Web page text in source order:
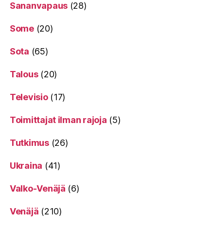
Sananvapaus (28)
Some(20)
Sota (65)
Talous(20)
Televisio(17)
Toimittajat ilman rajoja (5)
Tutkimus(26)
Ukraina (41)
Valko-Venäjä (6)
Venäjä (210)